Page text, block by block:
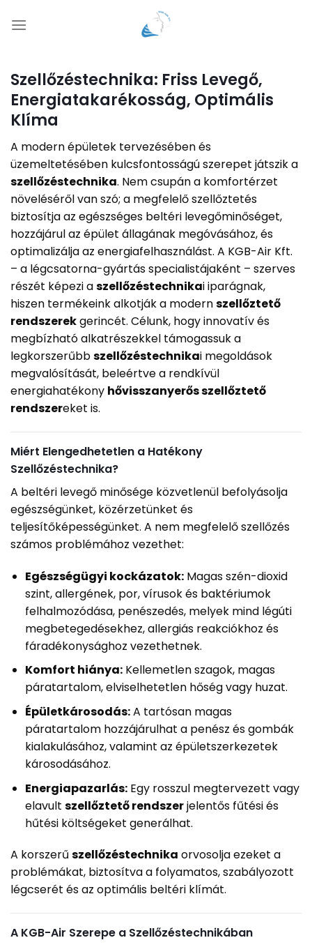
Szellőzéstechnika: Friss Levegő,
Energiatakarékosság, Optimális
Klíma
A modern épületek tervezésében és
üzemeltetésében kulcsfontosságú szerepet játszik a
szellőzéstechnika. Nem csupán a komfortérzet
növeléséről van szó; a megfelelő szellőztetés
biztosítja az egészséges beltéri levegőminőséget,
hozzájárul az épület állagának megóvásához, és
optimalizálja az energiafelhasználást. A KGB-Air Kft.
– a légcsatorna-gyártás specialistájaként – szerves
részét képezi aszellőzéstechnikai iparágnak,
hiszen termékeink alkotják a modernszellőztető
rendszerekgerincét. Célunk, hogy innovatív és
megbízható alkatrészekkel támogassuk a
legkorszerűbbszellőzéstechnikai megoldások
megvalósítását, beleértve a rendkívül
energiahatékony hővisszanyerős szellőztető
rendszereket is.
Miért Elengedhetetlen a Hatékony
Szellőzéstechnika?
A beltéri levegő minősége közvetlenül befolyásolja
egészségünket, közérzetünket és
teljesítőképességünket. A nem megfelelő szellőzés
számos problémához vezethet:
Egészségügyi kockázatok:Magas szén-dioxid
szint, allergének, por, vírusok és baktériumok
felhalmozódása, penészedés, melyek mind légúti
megbetegedésekhez, allergiás reakciókhoz és
fáradékonysághoz vezethetnek.
Komfort hiánya:Kellemetlen szagok, magas
páratartalom, elviselhetetlen hőség vagy huzat.
Épületkárosodás:A tartósan magas
páratartalom hozzájárulhat a penész és gombák
kialakulásához, valamint az épületszerkezetek
károsodásához.
Energiapazarlás:Egy rosszul megtervezett vagy
elavult szellőztető rendszerjelentős fűtési és
hűtési költségeket generálhat.
A korszerű szellőzéstechnika orvosolja ezeket a
problémákat, biztosítva a folyamatos, szabályozott
légcserét és az optimális beltéri klímát.
A KGB-Air Szerepe a Szellőzéstechnikában